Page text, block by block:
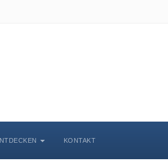
KONTAKT